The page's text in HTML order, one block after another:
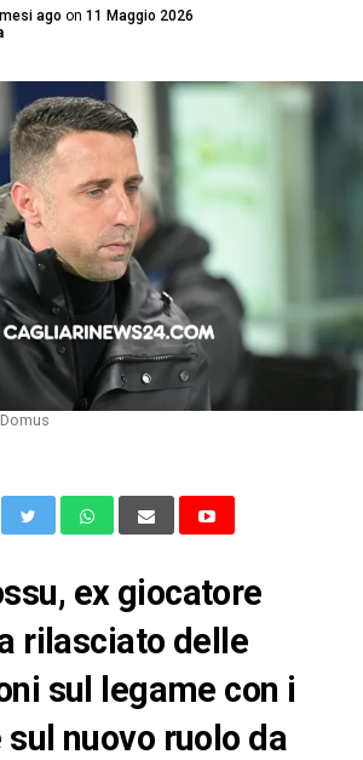
ago on 11 Maggio 2026
ex giocatore
rilasciato delle
sul legame con i
sul nuovo ruolo da